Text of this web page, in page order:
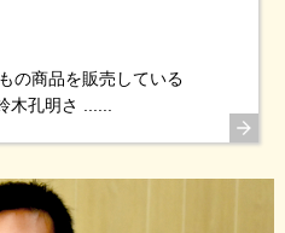
の商品を販売している
孔明さ ......